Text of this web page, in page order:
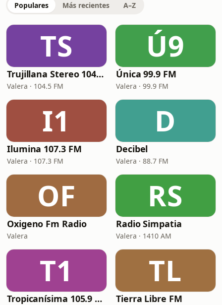
Populares Más recientes A–Z
TS
Trujillana Stereo 104.5 FM
Valera · 104.5 FM
Ú9
Única 99.9 FM
Valera · 99.9 FM
I1
Ilumina 107.3 FM
Valera · 107.3 FM
D
Decibel
Valera · 88.7 FM
OF
Oxigeno Fm Radio
Valera
RS
Radio Simpatia
Valera · 1410 AM
T1
Tropicanísima 105.9 FM
TL
Tierra Libre FM